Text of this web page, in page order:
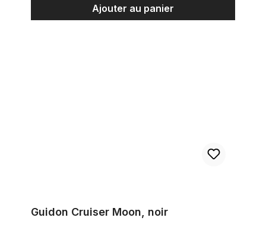
Ajouter au panier
Guidon Cruiser Moon, noir